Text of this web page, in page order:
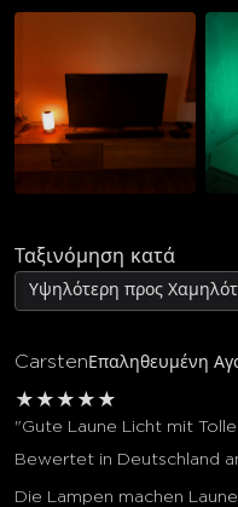
Ταξινόμηση κατά
Υψηλότερη προς
Carsten Επαληθευμένη
★ ★ ★ ★ ★
"Gute Laune Licht mit
Bewertet in Deutschland
Die Lampen machen